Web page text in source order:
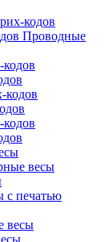
кодов
Проводные
весы
с печатью
весы